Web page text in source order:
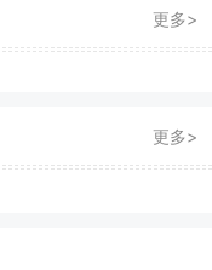
更多>
更多>